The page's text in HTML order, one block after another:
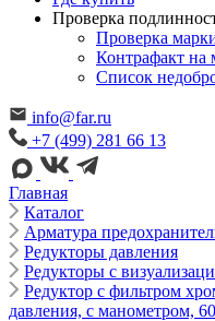
Проверка
Проверка
Контрафакт на
Cписок
info@far.ru
+7 (499) 281 66 13
Главная
Каталог
Арматура
Редукторы давления
Редукторы с
Редуктор с фильтром
давления, с манометром,